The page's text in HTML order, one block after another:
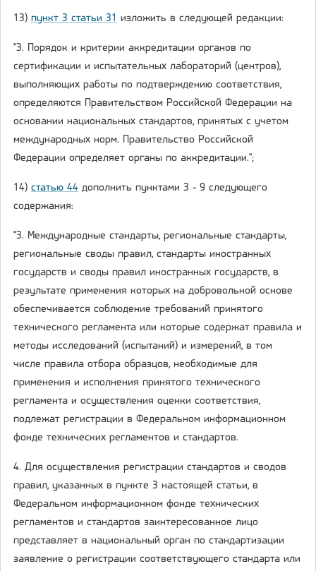
13) пункт 3 статьи 31 изложить в следующей редакции:
"3. Порядок и критерии аккредитации органов по
сертификации и испытательных лабораторий (центров),
выполняющих работы по подтверждению соответствия,
определяются Правительством Российской Федерации на
основании национальных стандартов, принятых с учетом
международных норм. Правительство Российской
Федерации определяет органы по аккредитации.";
14) статью 44 дополнить пунктами 3 - 9 следующего
содержания:
"3. Международные стандарты, региональные стандарты,
региональные своды правил, стандарты иностранных
государств и своды правил иностранных государств, в
результате применения которых на добровольной основе
обеспечивается соблюдение требований принятого
технического регламента или которые содержат правила и
методы исследований (испытаний) и измерений, в том
числе правила отбора образцов, необходимые для
применения и исполнения принятого технического
регламента и осуществления оценки соответствия,
подлежат регистрации в Федеральном информационном
фонде технических регламентов и стандартов.
4. Для осуществления регистрации стандартов и сводов
правил, указанных в пункте 3 настоящей статьи, в
Федеральном информационном фонде технических
регламентов и стандартов заинтересованное лицо
представляет в национальный орган по стандартизации
заявление о регистрации соответствующего стандарта или